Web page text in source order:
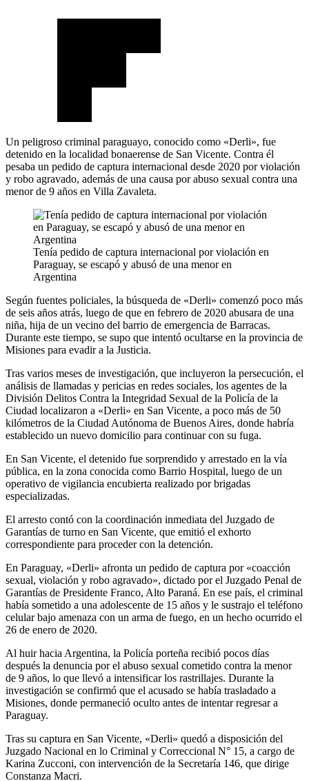
Un peligroso criminal paraguayo, conocido como «Derli», fue
detenido en la localidad bonaerense de San Vicente. Contra él
pesaba un pedido de captura internacional desde 2020 por violación
y robo agravado, además de una causa por abuso sexual contra una
menor de 9 años en Villa Zavaleta.
Tenía pedido de captura internacional por violación en
Paraguay, se escapó y abusó de una menor en
Argentina
Según fuentes policiales, la búsqueda de «Derli» comenzó poco más
de seis años atrás, luego de que en febrero de 2020 abusara de una
niña, hija de un vecino del barrio de emergencia de Barracas.
Durante este tiempo, se supo que intentó ocultarse en la provincia de
Misiones para evadir a la Justicia.
Tras varios meses de investigación, que incluyeron la persecución, el
análisis de llamadas y pericias en redes sociales, los agentes de la
División Delitos Contra la Integridad Sexual de la Policía de la
Ciudad localizaron a «Derli» en San Vicente, a poco más de 50
kilómetros de la Ciudad Autónoma de Buenos Aires, donde habría
establecido un nuevo domicilio para continuar con su fuga.
En San Vicente, el detenido fue sorprendido y arrestado en la vía
pública, en la zona conocida como Barrio Hospital, luego de un
operativo de vigilancia encubierta realizado por brigadas
especializadas.
El arresto contó con la coordinación inmediata del Juzgado de
Garantías de turno en San Vicente, que emitió el exhorto
correspondiente para proceder con la detención.
En Paraguay, «Derli» afronta un pedido de captura por «coacción
sexual, violación y robo agravado», dictado por el Juzgado Penal de
Garantías de Presidente Franco, Alto Paraná. En ese país, el criminal
había sometido a una adolescente de 15 años y le sustrajo el teléfono
celular bajo amenaza con un arma de fuego, en un hecho ocurrido el
26 de enero de 2020.
Al huir hacia Argentina, la Policía porteña recibió pocos días
después la denuncia por el abuso sexual cometido contra la menor
de 9 años, lo que llevó a intensificar los rastrillajes. Durante la
investigación se confirmó que el acusado se había trasladado a
Misiones, donde permaneció oculto antes de intentar regresar a
Paraguay.
Tras su captura en San Vicente, «Derli» quedó a disposición del
Juzgado Nacional en lo Criminal y Correccional N° 15, a cargo de
Karina Zucconi, con intervención de la Secretaría 146, que dirige
Constanza Macri.